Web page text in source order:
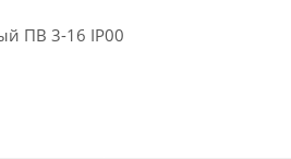
ПВ 3-16 IP00